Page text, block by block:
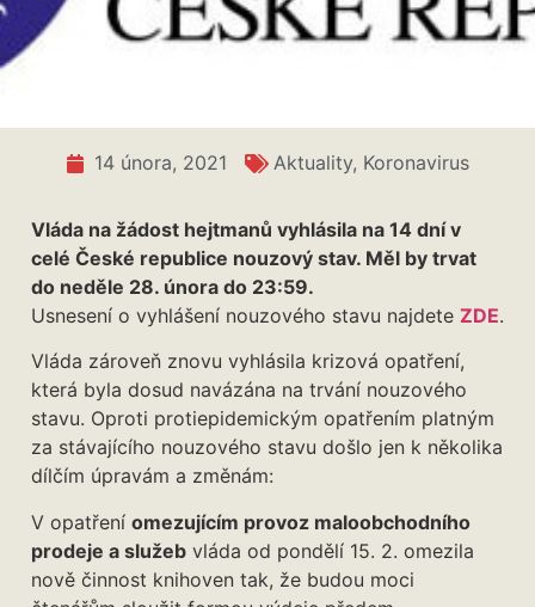
14 února, 2021 Aktuality, Koronavirus
Vláda na žádost hejtmanů vyhlásila na 14 dní v
celé České republice nouzový stav. Měl by trvat
do neděle 28. února do 23:59.
Usnesení o vyhlášení nouzového stavu najdete ZDE.
Vláda zároveň znovu vyhlásila krizová opatření,
která byla dosud navázána na trvání nouzového
stavu. Oproti protiepidemickým opatřením platným
za stávajícího nouzového stavu došlo jen k několika
dílčím úpravám a změnám:
V opatření omezujícím provoz maloobchodního
prodeje a služeb vláda od pondělí 15. 2. omezila
nově činnost knihoven tak, že budou moci